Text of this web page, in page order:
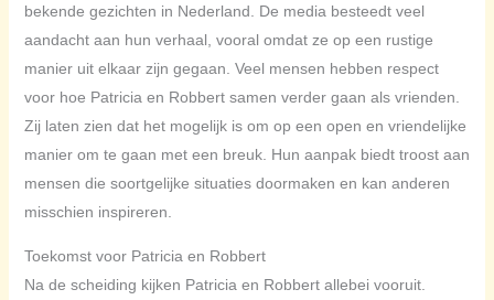
bekende gezichten in Nederland. De media besteedt veel
aandacht aan hun verhaal, vooral omdat ze op een rustige
manier uit elkaar zijn gegaan. Veel mensen hebben respect
voor hoe Patricia en Robbert samen verder gaan als vrienden.
Zij laten zien dat het mogelijk is om op een open en vriendelijke
manier om te gaan met een breuk. Hun aanpak biedt troost aan
mensen die soortgelijke situaties doormaken en kan anderen
misschien inspireren.
Toekomst voor Patricia en Robbert
Na de scheiding kijken Patricia en Robbert allebei vooruit.